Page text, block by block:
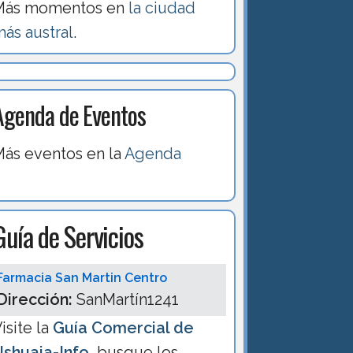
momentos en la ciudad
austral.
de Eventos
eventos en laAgenda
de Servicios
San Martin Centro
SanMartín1241
la Guía Comercial de